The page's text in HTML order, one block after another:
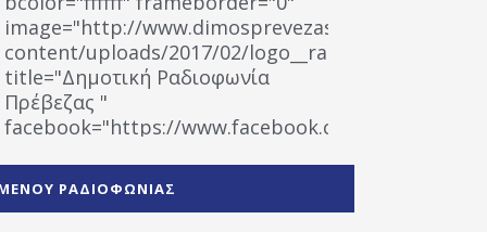
image="http://www.dimosprevezas.gr/wp-
content/uploads/2017/02/logo__radiofonias.jpg"
title="Δημοτική Ραδιοφωνία
Πρέβεζας "
facebook="https://www.facebook.com/
1531194763766854/" artist="" ]
ΡΑΔΙΟΦΩΝΙΑΣ